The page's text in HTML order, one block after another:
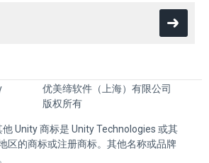
优美缔软件（上海）有限公司
版权所有
Unity 商标是 Unity Technologies 或其
区的商标或注册商标。其他名称或品牌